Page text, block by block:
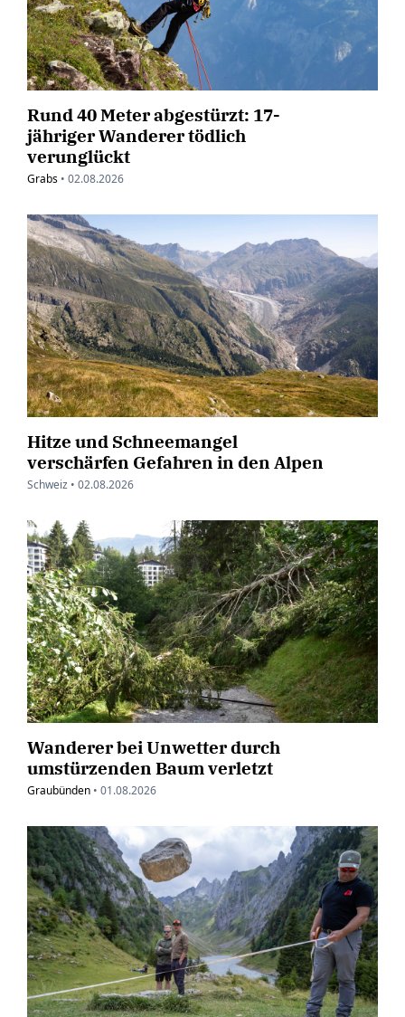
Rund 40 Meter abgestürzt: 17-
jähriger Wanderer tödlich
verunglückt
Grabs • 02.08.2026
Hitze und Schneemangel
verschärfen Gefahren in den Alpen
Schweiz • 02.08.2026
Wanderer bei Unwetter durch
umstürzenden Baum verletzt
Graubünden • 01.08.2026